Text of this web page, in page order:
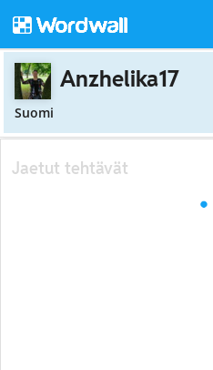
Anzhelika17
Suomi
Jaetut tehtävät